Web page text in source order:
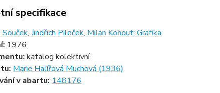
specifikace
Souček, Jindřich Pileček, Milan Kohout: Grafika
1976
katalog kolektivní
Marie Halířová Muchová (1936)
v abartu: 148176